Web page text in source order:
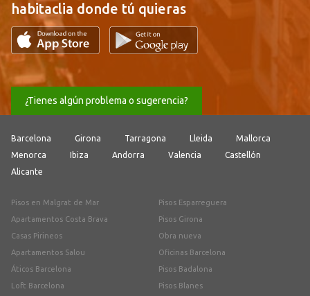
habitaclia donde tú quieras
¿Tienes algún problema o sugerencia?
Barcelona Girona Tarragona Lleida
Mallorca
Menorca
Ibiza Andorra Valencia
Castellón
Alicante
Pisos en Malgrat de Mar
Apartamentos Costa Brava
Casas Pirineos
Apartamentos Salou
Áticos Barcelona
Loft Barcelona
Pisos Esparreguera
Pisos Girona
Obra nueva
Oficinas Barcelona
Pisos Badalona
Pisos Blanes